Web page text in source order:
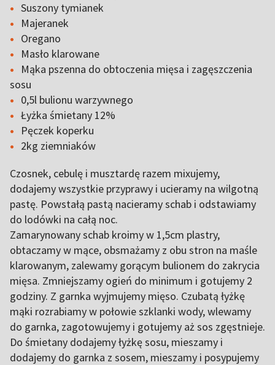
Suszony tymianek
Majeranek
Oregano
Masło klarowane
Mąka pszenna do obtoczenia mięsa i zagęszczenia
sosu
0,5l bulionu warzywnego
Łyżka śmietany 12%
Pęczek koperku
2kg ziemniaków
Czosnek, cebulę i musztardę razem mixujemy,
dodajemy wszystkie przyprawy i ucieramy na wilgotną
pastę. Powstałą pastą nacieramy schab i odstawiamy
do lodówki na całą noc.
Zamarynowany schab kroimy w 1,5cm plastry,
obtaczamy w mące, obsmażamy z obu stron na maśle
klarowanym, zalewamy gorącym bulionem do zakrycia
mięsa. Zmniejszamy ogień do minimum i gotujemy 2
godziny. Z garnka wyjmujemy mięso. Czubatą łyżkę
mąki rozrabiamy w połowie szklanki wody, wlewamy
do garnka, zagotowujemy i gotujemy aż sos zgęstnieje.
Do śmietany dodajemy łyżkę sosu, mieszamy i
dodajemy do garnka z sosem, mieszamy i posypujemy